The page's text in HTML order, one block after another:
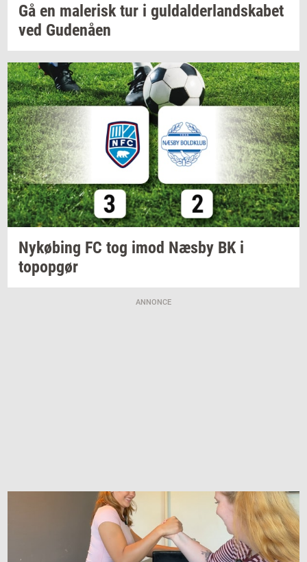
Gå en ma­le­risktur i gul­dal­der­land­ska­bet
ved Gu­denå­en
Ny­kø­bing FC tog imod Næsby BK i
topop­gør
ANNONCE